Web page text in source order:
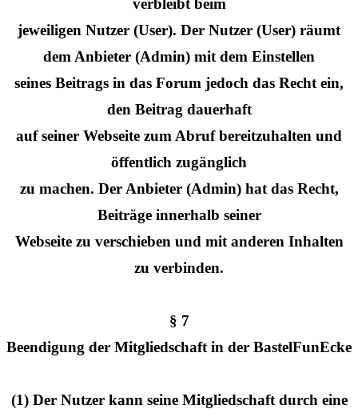
jeweiligen Nutzer (User). Der Nutzer (User) räumt
dem Anbieter (Admin) mit dem Einstellen
seines Beitrags in das Forum jedoch das Recht ein,
den Beitrag dauerhaft
auf seiner Webseite zum Abruf bereitzuhalten und
öffentlich zugänglich
zu machen. Der Anbieter (Admin) hat das Recht,
Beiträge innerhalb seiner
Webseite zu verschieben und mit anderen Inhalten
zu verbinden.
§ 7
Beendigung der Mitgliedschaft in der BastelFunEcke
(1) Der Nutzer kann seine Mitgliedschaft durch eine